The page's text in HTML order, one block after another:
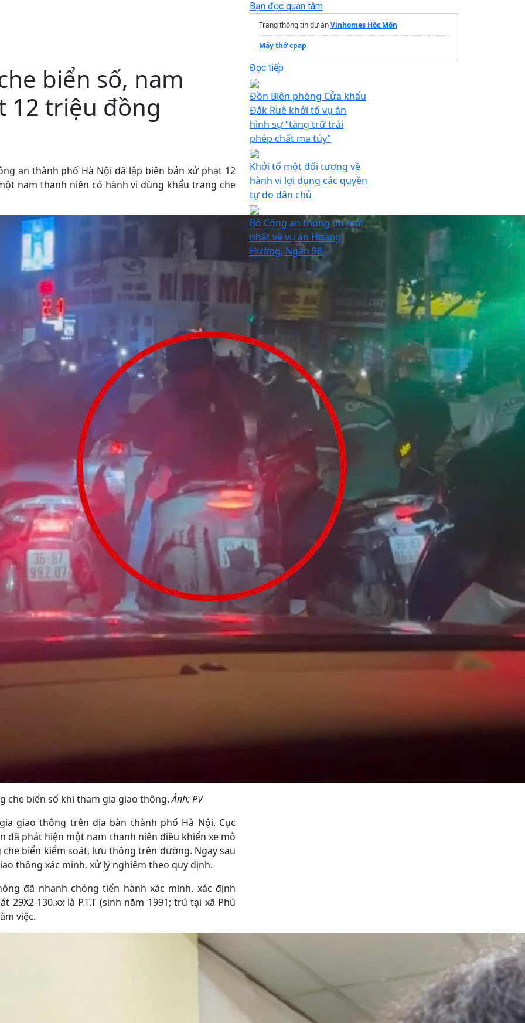
biển số, nam
12 triệu đồng
an thành phố Hà Nội đã lập biên bản xử phạt 12
nam thanh niên có hành vi dùng khẩu trang che
che biển số khi tham gia giao thông.Ảnh: PV
giao thông trên địa bàn thành phố Hà Nội, Cục
đã phát hiện một nam thanh niên điều khiển xe mô
biển kiểm soát, lưu thông trên đường. Ngay sau
thông xác minh, xử lý nghiêm theo quy định.
đã nhanh chóng tiến hành xác minh, xác định
130.xx là P.T.T (sinh năm 1991; trú tại xã Phú
việc.
Bạn đọc quan tâm
Trang thông tin dự ánVinhomes Hóc Môn
Máy thở cpap
Đọc tiếp
Đồn Biên phòng Cửa khẩu
Đắk Ruê khởi tố vụ án
hình sự “tàng trữ trái
phép chất ma túy”
Khởi tố một đối tượng về
hành vi lợi dụng các quyền
tự do dân chủ
Bộ Công an thông tin mới
nhất về vụ án Hoàng
Hường, Ngân 98